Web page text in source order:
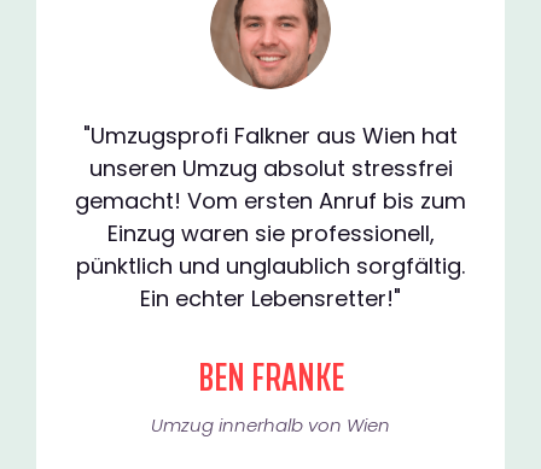
"Umzugsprofi Falkner aus Wien hat
unseren Umzug absolut stressfrei
gemacht! Vom ersten Anruf bis zum
Einzug waren sie professionell,
pünktlich und unglaublich sorgfältig.
Ein echter Lebensretter!"
BEN FRANKE
Umzug innerhalb von Wien​